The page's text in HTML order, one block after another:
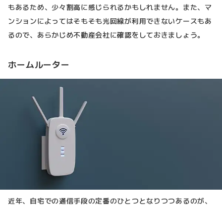
もあるため、少々割高に感じられるかもしれません。また、マ
ンションによってはそもそも光回線が利用できないケースもあ
るので、あらかじめ不動産会社に確認をしておきましょう。
ホームルーター
近年、自宅での通信手段の定番のひとつとなりつつあるのが、